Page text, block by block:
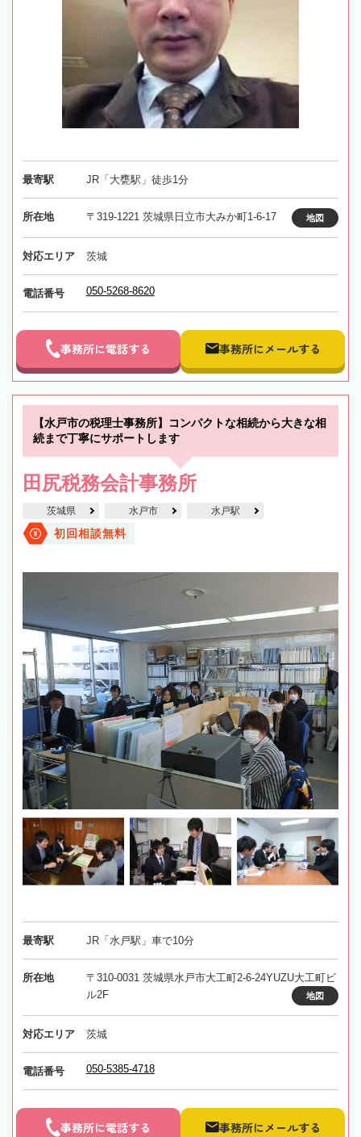
最寄駅 JR「大甕駅」徒歩1分
所在地 〒319-1221 茨城県日立市大みか町1-6-17 地図
対応エリア 茨城
電話番号 050-5268-8620
事務所に電話する 事務所にメールする
【水戸市の税理士事務所】コンパクトな相続から大きな相
続まで丁寧にサポートします
田尻税務会計事務所
茨城県 水戸市 水戸駅
初回相談無料
最寄駅 JR「水戸駅」車で10分
所在地
〒310-0031 茨城県水戸市大工町2-6-24YUZU大工町ビ
ル2F
地図
対応エリア 茨城
電話番号 050-5385-4718
事務所に電話する 事務所にメールする